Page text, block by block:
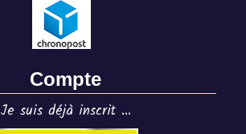
Compte
Je suis déjà inscrit ...